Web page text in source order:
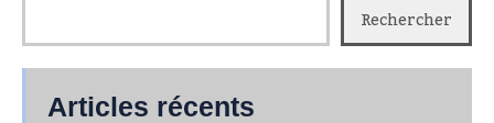
Rechercher
Articles récents